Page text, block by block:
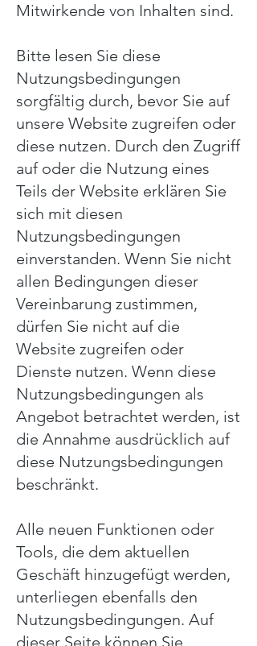
Mitwirkende von Inhalten sind.
Bitte lesen Sie diese
Nutzungsbedingungen
sorgfältig durch, bevor Sie auf
unsere Website zugreifen oder
diese nutzen. Durch den Zugriff
auf oder die Nutzung eines
Teils der Website erklären Sie
sich mit diesen
Nutzungsbedingungen
einverstanden. Wenn Sie nicht
allen Bedingungen dieser
Vereinbarung zustimmen,
dürfen Sie nicht auf die
Website zugreifen oder
Dienste nutzen. Wenn diese
Nutzungsbedingungen als
Angebot betrachtet werden, ist
die Annahme ausdrücklich auf
diese Nutzungsbedingungen
beschränkt.
Alle neuen Funktionen oder
Tools, die dem aktuellen
Geschäft hinzugefügt werden,
unterliegen ebenfalls den
Nutzungsbedingungen. Auf